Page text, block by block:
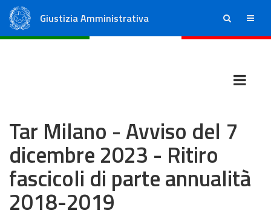
Giustizia Amministrativa ricerca menu
Tar Milano - Avviso del 7
dicembre 2023 - Ritiro
fascicoli di parte annualità
2018-2019